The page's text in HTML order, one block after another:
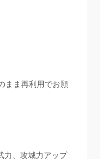
まま再利用でお願
力、攻城力アップ